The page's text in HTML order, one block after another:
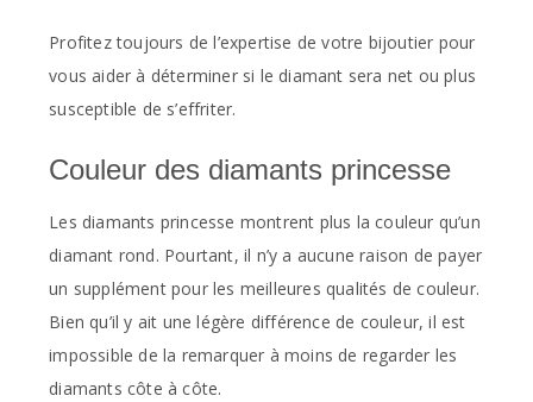
Profitez toujours de l’expertise de votre bijoutier pour
vous aider à déterminer si le diamant sera net ou plus
susceptible de s’effriter.
Couleur des diamants princesse
Les diamants princesse montrent plus la couleur qu’un
diamant rond. Pourtant, il n’y a aucune raison de payer
un supplément pour les meilleures qualités de couleur.
Bien qu’il y ait une légère différence de couleur, il est
impossible de la remarquer à moins de regarder les
diamants côte à côte.